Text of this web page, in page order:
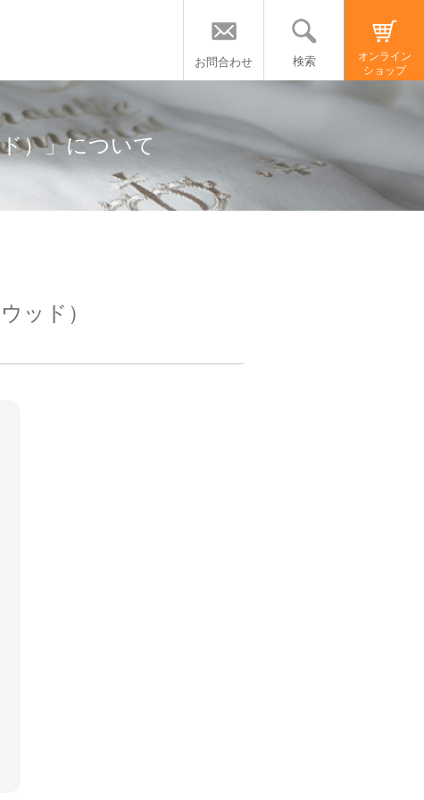
お問合わせ
検索
オンライン
ショップ
）」について
ッド）